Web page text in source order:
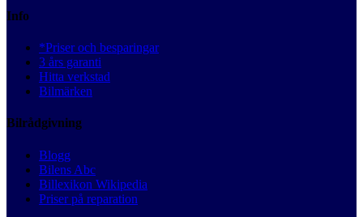
Info
*Priser och besparingar
3 års garanti
Hitta verkstad
Bilmärken
Bilrådgivning
Blogg
Bilens Abc
Billexikon Wikipedia
Priser på reparation